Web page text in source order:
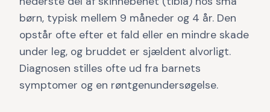
børn, typisk mellem 9 måneder og 4 år. Den
opstår ofte efter et fald eller en mindre skade
under leg, og bruddet er sjældent alvorligt.
Diagnosen stilles ofte ud fra barnets
symptomer og en røntgenundersøgelse.